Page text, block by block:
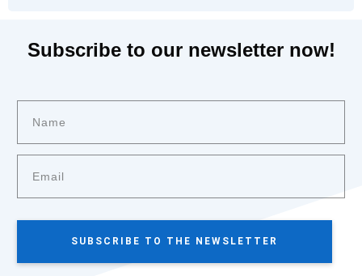
Subscribe to our newsletter now!
SUBSCRIBE TO THE NEWSLETTER